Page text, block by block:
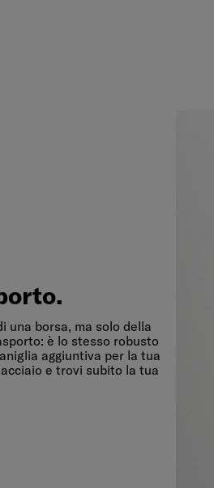
una borsa, ma solo della
è lo stesso robusto
aggiuntiva per la tua
e trovi subito la tua